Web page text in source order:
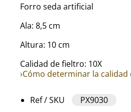
Forro seda artificial
Ala: 8,5 cm
Altura: 10 cm
Calidad de fieltro: 10X
›Cómo determinar la
Ref / SKU PX9030